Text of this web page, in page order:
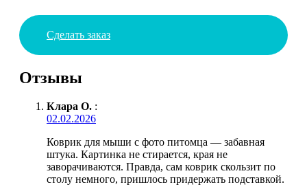
Сделать заказ
Отзывы
Клара О. :
02.02.2026
Коврик для мыши с фото питомца — забавная
штука. Картинка не стирается, края не
заворачиваются. Правда, сам коврик скользит по
столу немного, пришлось придержать подставкой.